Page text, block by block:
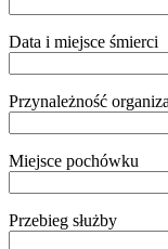
Data i miejsce śmierci
Przynależność
Miejsce pochówku
Przebieg służby